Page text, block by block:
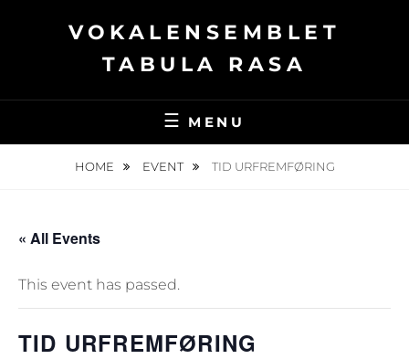
VOKALENSEMBLET
TABULA RASA
MENU
HOME EVENT TID URFREMFØRING
« All Events
This event has passed.
TID URFREMFØRING